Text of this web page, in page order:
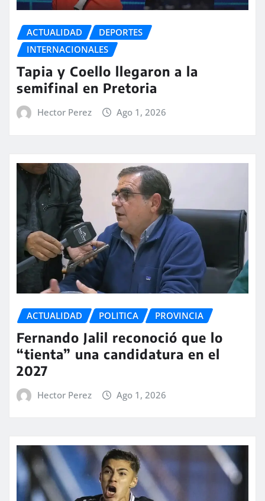
ACTUALIDAD
DEPORTES
INTERNACIONALES
Tapia y Coello llegaron a la
semifinal en Pretoria
Hector Perez Ago 1, 2026
ACTUALIDAD POLITICA PROVINCIA
Fernando Jalil reconoció que lo
“tienta” una candidatura en el
2027
Hector Perez Ago 1, 2026